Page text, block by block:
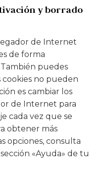
y borrado
de Internet
de forma
puedes
no pueden
es cambiar los
de Internet para
cada vez que se
obtener más
opciones, consulta
«Ayuda» de tu